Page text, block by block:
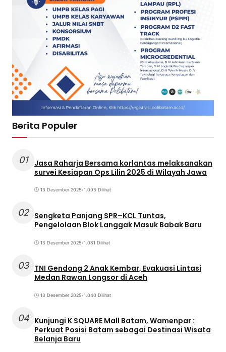
Berita Populer
01
Jasa Raharja Bersama korlantas melaksanakan
survei Kesiapan Ops Lilin 2025 di Wilayah Jawa
13 Desember 2025•1.093 Dilihat
02 Sengketa Panjang SPR–KCL Tuntas,
Pengelolaan Blok Langgak Masuk Babak Baru
13 Desember 2025•1.081 Dilihat
03 TNI Gendong 2 Anak Kembar, Evakuasi Lintasi
Medan Rawan Longsor di Aceh
13 Desember 2025•1.040 Dilihat
04 Kunjungi K SQUARE Mall Batam, Wamenpar :
Perkuat Posisi Batam sebagai Destinasi Wisata
Belanja Baru